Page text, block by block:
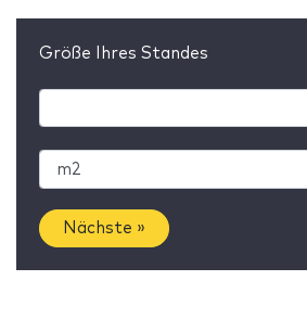
Größe Ihres Standes
Nächste »